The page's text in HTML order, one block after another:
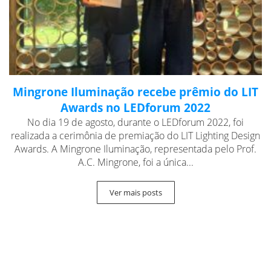
Mingrone Iluminação recebe prêmio do LIT
Awards no LEDforum 2022
No dia 19 de agosto, durante o LEDforum 2022, foi
realizada a cerimônia de premiação do LIT Lighting Design
Awards. A Mingrone Iluminação, representada pelo Prof.
A.C. Mingrone, foi a única...
Ver mais posts